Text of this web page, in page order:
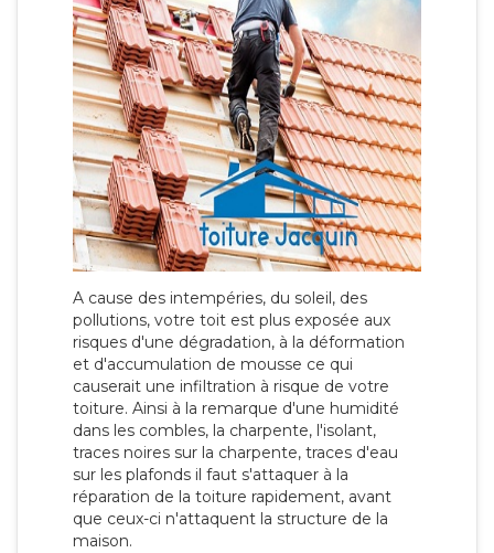
A cause des intempéries, du soleil, des
pollutions, votre toit est plus exposée aux
risques d'une dégradation, à la déformation
et d'accumulation de mousse ce qui
causerait une infiltration à risque de votre
toiture. Ainsi à la remarque d'une humidité
dans les combles, la charpente, l'isolant,
traces noires sur la charpente, traces d'eau
sur les plafonds il faut s'attaquer à la
réparation de la toiture rapidement, avant
que ceux-ci n'attaquent la structure de la
maison.